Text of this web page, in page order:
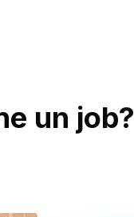
un job?